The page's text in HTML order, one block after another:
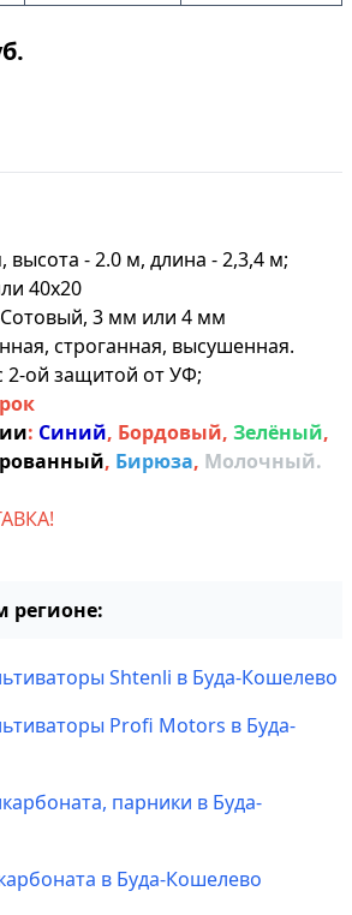
- 2.0 м, длина - 2,3,4 м;
40х20
3 мм или 4 мм
строганная, высушенная.
2-ой защитой от УФ;
: Синий, Бордовый, Зелёный,
, Бирюза, Молочный.
регионе:
Shtenli в Буда-Кошелево
Profi Motors в Буда-
парники в Буда-
в Буда-Кошелево